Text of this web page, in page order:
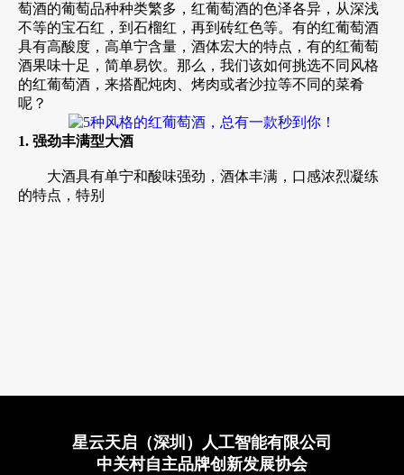
萄酒的葡萄品种种类繁多，红葡萄酒的色泽各异，从深浅
不等的宝石红，到石榴红，再到砖红色等。有的红葡萄酒
具有高酸度，高单宁含量，酒体宏大的特点，有的红葡萄
酒果味十足，简单易饮。那么，我们该如何挑选不同风格
的红葡萄酒，来搭配炖肉、烤肉或者沙拉等不同的菜肴
呢？
1. 强劲丰满型大酒
大酒具有单宁和酸味强劲，酒体丰满，口感浓烈凝练
的特点，特别
星云天启（深圳）人工智能有限公司
中关村自主品牌创新发展协会